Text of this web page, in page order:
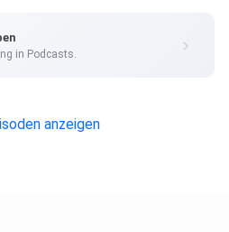
in Podcasts.
anzeigen